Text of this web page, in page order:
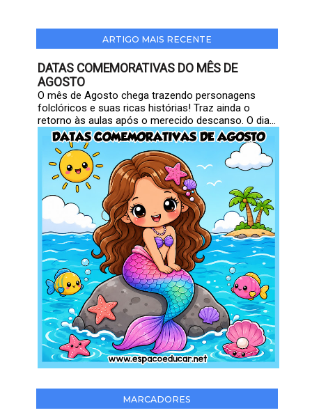
ARTIGO MAIS RECENTE
DATAS COMEMORATIVAS DO MÊS DE
AGOSTO
O mês de Agosto chega trazendo personagens
folclóricos e suas ricas histórias! Traz ainda o
retorno às aulas após o merecido descanso. O dia...
MARCADORES